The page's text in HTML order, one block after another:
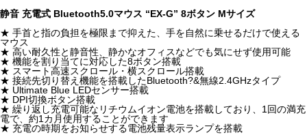
静音 充電式 Bluetooth5.0マウス “EX-G” 8ボタン Mサイズ
★ 手首と指の負担を極限まで抑えた、手を自然に乗せるだけで使える
マウス
★ 高い耐久性と静音性、静かなオフィスなどでも気にせず使用可能
★ 機能を割り当てに対応した8ボタン搭載
★ スマート高速スクロール・横スクロール搭載
★ 接続先切り替え機能を搭載したBluetooth?&無線2.4GHzタイプ
★ Ultimate Blue LEDセンサー搭載
★ DPI切換ボタン搭載
★ 繰り返し充電可能なリチウムイオン電池を搭載しており、1回の満充
電で、約1カ月使用することができます
★ 充電の時期をお知らせする電池残量表示ランプを搭載